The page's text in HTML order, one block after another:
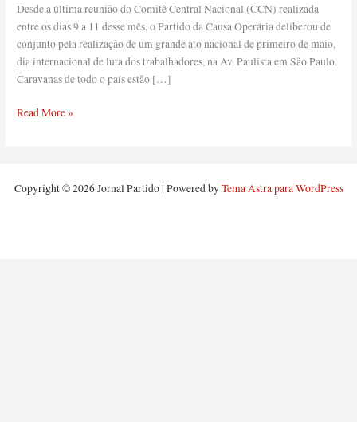
Desde a última reunião do Comitê Central Nacional (CCN) realizada
entre os dias 9 a 11 desse mês, o Partido da Causa Operária deliberou de
conjunto pela realização de um grande ato nacional de primeiro de maio,
dia internacional de luta dos trabalhadores, na Av. Paulista em São Paulo.
Caravanas de todo o país estão […]
1º
de
Maio
de
luta.
Participe!
Read More »
Copyright © 2026 Jornal Partido | Powered byTema Astra para WordPress